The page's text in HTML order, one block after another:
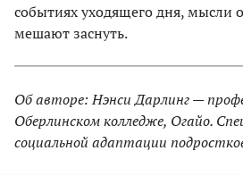
событиях уходящего дня, мысли
мешают заснуть.
Об авторе: Нэнси Дарлинг —
Оберлинском колледже, Огайо.
социальной адаптации